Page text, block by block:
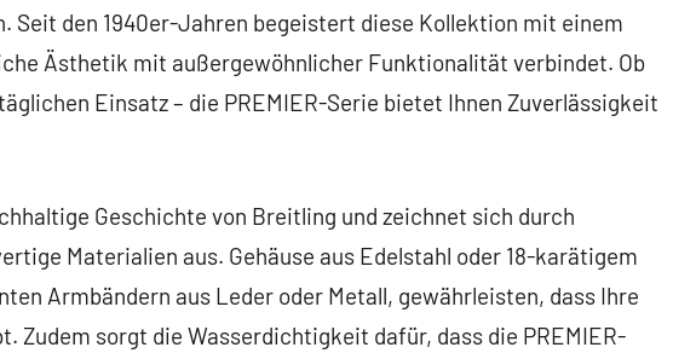
Seit den 1940er-Jahren begeistert diese Kollektion mit einem
Ästhetik mit außergewöhnlicher Funktionalität verbindet. Ob
Einsatz – die PREMIER-Serie bietet Ihnen Zuverlässigkeit
Geschichte von Breitling und zeichnet sich durch
Materialien aus. Gehäuse aus Edelstahl oder 18-karätigem
Armbändern aus Leder oder Metall, gewährleisten, dass Ihre
Zudem sorgt die Wasserdichtigkeit dafür, dass die PREMIER-